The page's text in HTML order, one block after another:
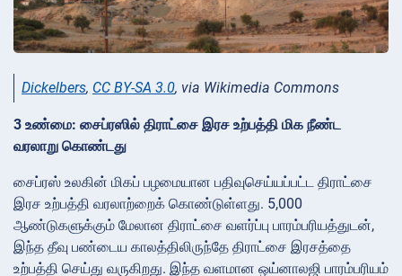
Dickelbers, CC BY-SA 3.0, via Wikimedia Commons
3 உண்மை: சைப்ரஸில் திராட்சை இரச உற்பத்தி மிக நீண்ட
வரலாறு கொண்டது
சைப்ரஸ் உலகின் மிகப் பழமையான பதிவுசெய்யப்பட்ட திராட்சை
இரச உற்பத்தி வரலாற்றைக் கொண்டுள்ளது. 5,000
ஆண்டுகளுக்கும் மேலான திராட்சை வளர்ப்பு பாரம்பரியத்துடன்,
இந்த தீவு பண்டைய காலத்திலிருந்தே திராட்சை இரசத்தை
உற்பத்தி செய்து வருகிறது. இந்த வளமான ஒய்னாலஜி பாரம்பரியம்